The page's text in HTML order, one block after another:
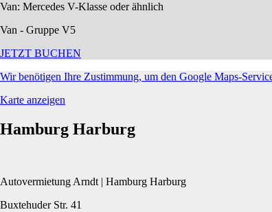
Van: Mercedes V-Klasse oder ähnlich
Van - Gruppe V5
JETZT BUCHEN
Wir benötigen Ihre Zustimmung, um den Google Maps-
Karte anzeigen
Hamburg Harburg
Autovermietung Arndt | Hamburg Harburg
Buxtehuder Str. 41